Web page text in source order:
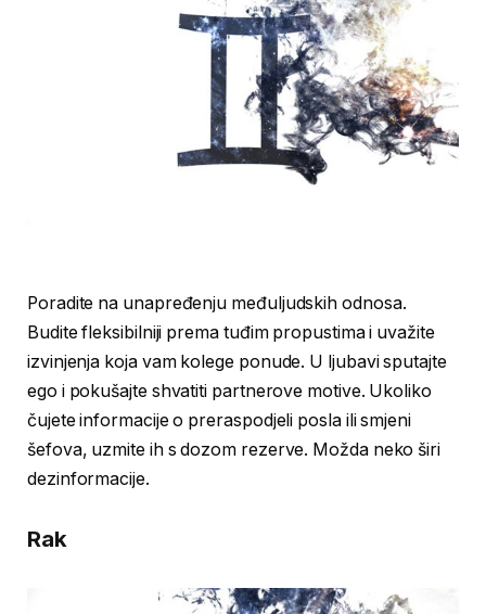
Poradite na unapređenju međuljudskih odnosa.
Budite fleksibilniji prema tuđim propustima i uvažite
izvinjenja koja vam kolege ponude. U ljubavi sputajte
ego i pokušajte shvatiti partnerove motive. Ukoliko
čujete informacije o preraspodjeli posla ili smjeni
šefova, uzmite ih s dozom rezerve. Možda neko širi
dezinformacije.
Rak